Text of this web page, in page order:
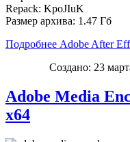
Repack: KpoJIuK
Размер архива: 1.47 Гб
Подробнее Adobe After
Создано: 23
Adobe Media
x64